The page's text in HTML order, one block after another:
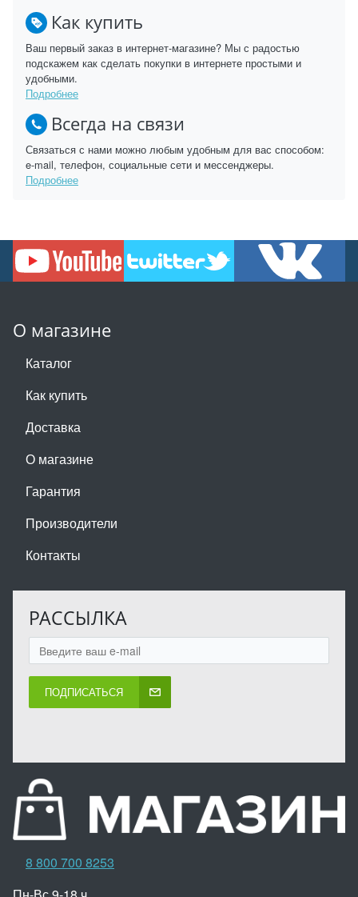
Как купить
Ваш первый заказ в интернет-магазине? Мы с радостью
подскажем как сделать покупки в интернете простыми и
удобными.
Подробнее
Всегда на связи
Связаться с нами можно любым удобным для вас способом:
e-mail, телефон, социальные сети и мессенджеры.
Подробнее
О магазине
Каталог
Как купить
Доставка
О магазине
Гарантия
Производители
Контакты
РАССЫЛКА
ПОДПИСАТЬСЯ
8 800 700 8253